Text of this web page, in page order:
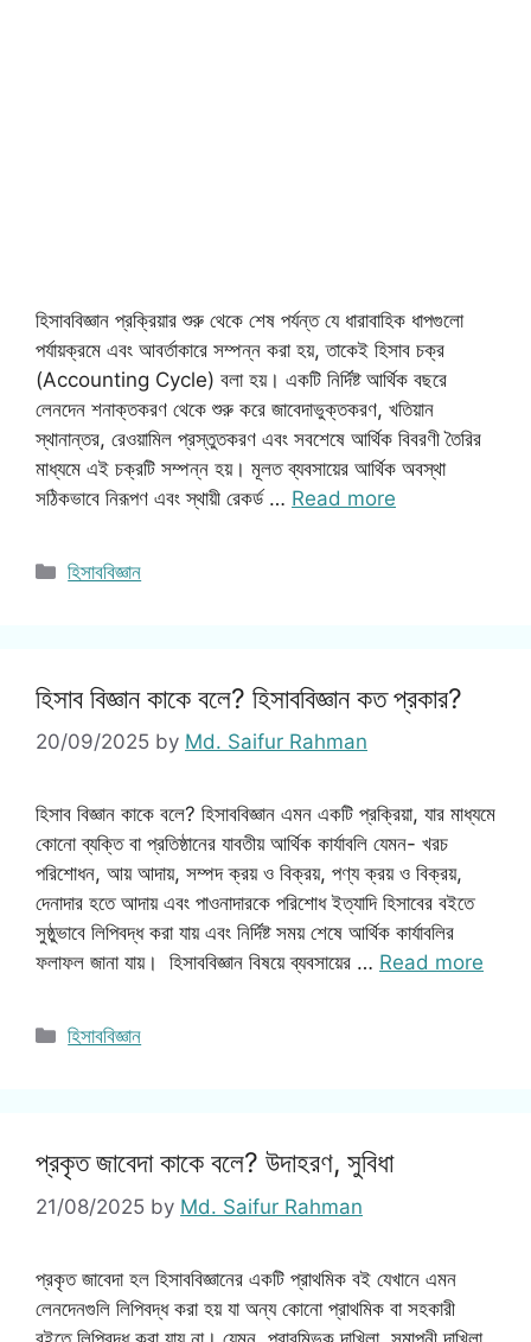
হিসাববিজ্ঞান প্রক্রিয়ার শুরু থেকে শেষ পর্যন্ত যে ধারাবাহিক ধাপগুলো
পর্যায়ক্রমে এবং আবর্তাকারে সম্পন্ন করা হয়, তাকেই হিসাব চক্র
(Accounting Cycle) বলা হয়। একটি নির্দিষ্ট আর্থিক বছরে
লেনদেন শনাক্তকরণ থেকে শুরু করে জাবেদাভুক্তকরণ, খতিয়ান
স্থানান্তর, রেওয়ামিল প্রস্তুতকরণ এবং সবশেষে আর্থিক বিবরণী তৈরির
মাধ্যমে এই চক্রটি সম্পন্ন হয়। মূলত ব্যবসায়ের আর্থিক অবস্থা
সঠিকভাবে নিরূপণ এবং স্থায়ী রেকর্ড … Read more
Categories
হিসাববিজ্ঞান
হিসাব বিজ্ঞান কাকে বলে? হিসাববিজ্ঞান কত প্রকার?
20/09/2025 by Md. Saifur Rahman
হিসাব বিজ্ঞান কাকে বলে? হিসাববিজ্ঞান এমন একটি প্রক্রিয়া, যার মাধ্যমে
কোনো ব্যক্তি বা প্রতিষ্ঠানের যাবতীয় আর্থিক কার্যাবলি যেমন- খরচ
পরিশোধন, আয় আদায়, সম্পদ ক্রয় ও বিক্রয়, পণ্য ক্রয় ও বিক্রয়,
দেনাদার হতে আদায় এবং পাওনাদারকে পরিশোধ ইত্যাদি হিসাবের বইতে
সুষ্ঠুভাবে লিপিবদ্ধ করা যায় এবং নির্দিষ্ট সময় শেষে আর্থিক কার্যাবলির
ফলাফল জানা যায়। হিসাববিজ্ঞান বিষয়ে ব্যবসায়ের … Read more
Categories
হিসাববিজ্ঞান
প্রকৃত জাবেদা কাকে বলে? উদাহরণ, সুবিধা
21/08/2025 by Md. Saifur Rahman
প্রকৃত জাবেদা হল হিসাববিজ্ঞানের একটি প্রাথমিক বই যেখানে এমন
লেনদেনগুলি লিপিবদ্ধ করা হয় যা অন্য কোনো প্রাথমিক বা সহকারী